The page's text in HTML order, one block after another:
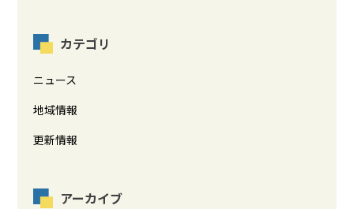
カテゴリ
ニュース
地域情報
更新情報
アーカイブ